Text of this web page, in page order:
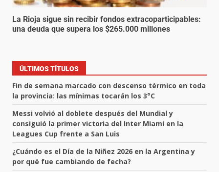
La Rioja sigue sin recibir fondos extracoparticipables:
una deuda que supera los $265.000 millones
ÚLTIMOS TÍTULOS
Fin de semana marcado con descenso térmico en toda
la provincia: las mínimas tocarán los 3°C
Messi volvió al doblete después del Mundial y
consiguió la primer victoria del Inter Miami en la
Leagues Cup frente a San Luis
¿Cuándo es el Día de la Niñez 2026 en la Argentina y
por qué fue cambiando de fecha?